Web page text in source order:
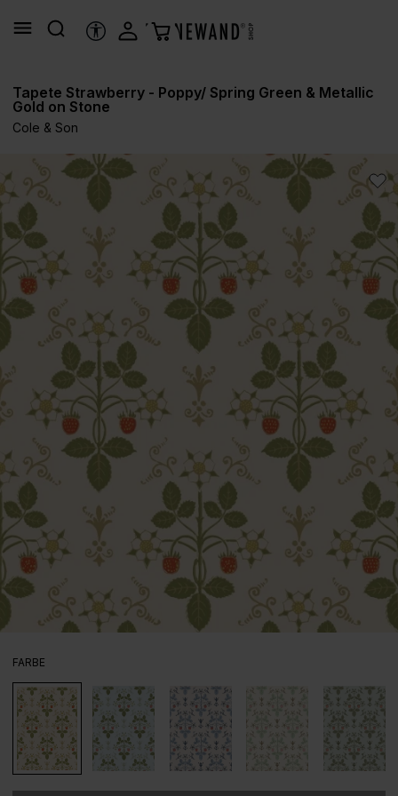
springen
HILFSTOOLS
Bildergalerie überspringen
Tapete Strawberry - Poppy/ Spring Green & Metallic
Gold on Stone
Cole & Son
FARBE